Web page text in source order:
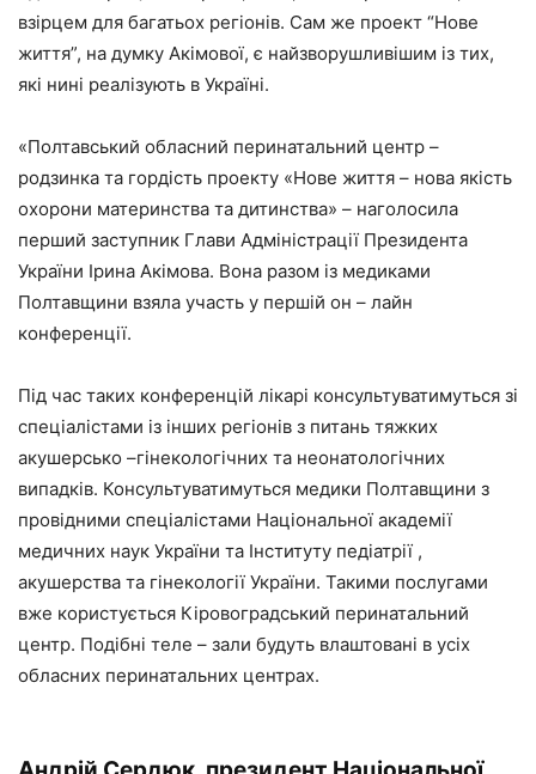
взірцем для багатьох регіонів. Сам же проект “Нове
життя”, на думку Акімової, є найзворушливішим із тих,
які нині реалізують в Україні.
«Полтавський обласний перинатальний центр –
родзинка та гордість проекту «Нове життя – нова якість
охорони материнства та дитинства» – наголосила
перший заступник Глави Адміністрації Президента
України Ірина Акімова. Вона разом із медиками
Полтавщини взяла участь у першій он – лайн
конференції.
Під час таких конференцій лікарі консультуватимуться зі
спеціалістами із інших регіонів з питань тяжких
акушерсько –гінекологічних та неонатологічних
випадків. Консультуватимуться медики Полтавщини з
провідними спеціалістами Національної академії
медичних наук України та Інституту педіатрії ,
акушерства та гінекології України. Такими послугами
вже користується Кіровоградський перинатальний
центр. Подібні теле – зали будуть влаштовані в усіх
обласних перинатальних центрах.